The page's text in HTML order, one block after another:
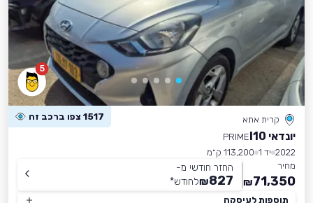
5
קרית אתא 1517 צפו ברכב זה
יונדאי I10
PRIME
2022 יד 1
113,200 ק״מ
מחיר
71,350
₪
החזר חודשי מ-
827
₪לחודש*
תוספות לעיסקה